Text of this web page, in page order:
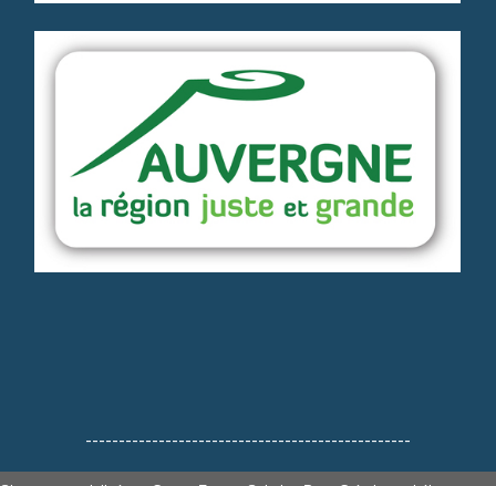
-------------------------------------------------